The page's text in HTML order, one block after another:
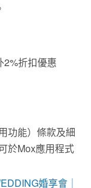
2%折扣優惠
功能）條款及細
於Mox應用程式
婚享會｜